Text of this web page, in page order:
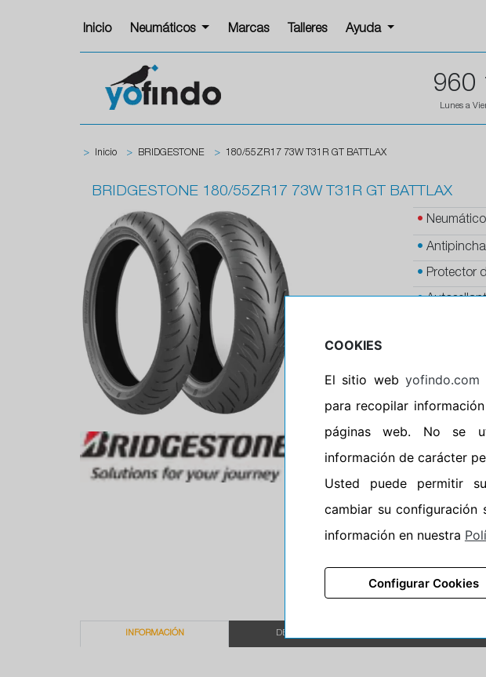
Inicio Neumáticos Marcas Talleres Ayuda
960
Lunes a
> Inicio > BRIDGESTONE > 180/55ZR17 73W T31R GT BATTLAX
BRIDGESTONE 180/55ZR17 73W T31R GT BATTLAX
•
•
• Protector
•
•M+S
•Banda
•Calidad
•P.O.R.
•
INFORMACIÓN DESCRIPCIÓN
COOKIES
El sitio web yofindo.com
para recopilar
páginas web. No se
información de carácter
Usted puede permitir
cambiar su configuración
información en nuestra
Configurar Cookies